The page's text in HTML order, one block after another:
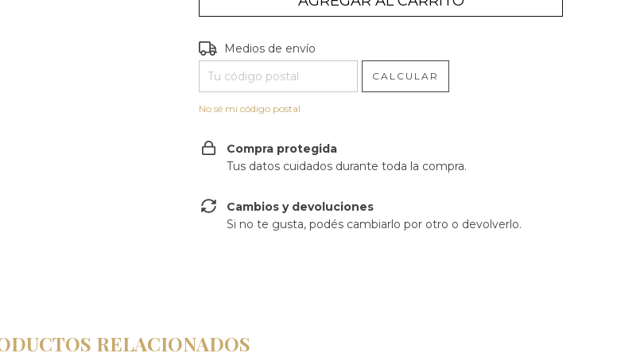
Entregas para el CP:
Medios de envío
CALCULAR
No sé mi código postal
Compra protegida
Tus datos cuidados durante toda la compra.
Cambios y devoluciones
Si no te gusta, podés cambiarlo por otro o devolverlo.
RELACIONADOS